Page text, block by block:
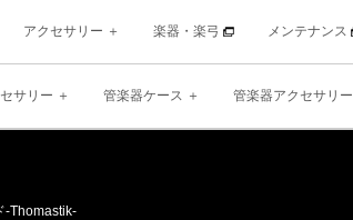
アクセサリー 楽器・楽弓 メンテナンス
サリー 管楽器ケース 管楽器アクセサリー
-Thomastik-